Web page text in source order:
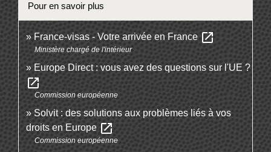
Pour en savoir plus
France-visas - Votre arrivée en Franceopen_in_new
Ministère chargé de l'intérieur
Europe Direct : vous avez des questions sur l'UE ?
open_in_new
Commission européenne
Solvit : des solutions aux problèmes liés à vos
droits en Europeopen_in_new
Commission européenne